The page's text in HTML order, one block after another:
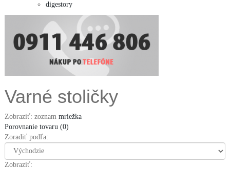
digestory
Varné stoličky
Zobraziť: zoznam mriežka
Porovnanie tovaru (0)
Zoradiť podľa:
Zobraziť: